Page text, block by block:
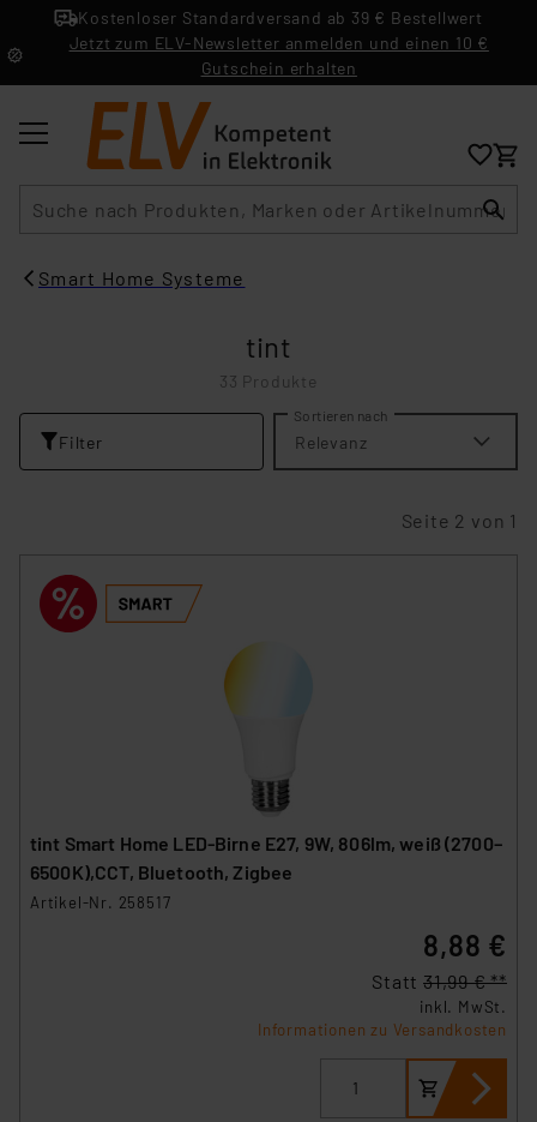
Kostenloser Standardversand ab 39 € Bestellwert
Jetzt zum ELV-Newsletter anmelden und einen 10 €
Gutschein erhalten
Smart Home Systeme
tint
33 Produkte
Filter
Sortieren nach
Relevanz
Seite 2 von 1
tint Smart Home LED-Birne E27, 9W, 806lm, weiß (2700–
6500K),CCT, Bluetooth, Zigbee
Artikel-Nr. 258517
8,88 €
Statt 31,99 € **
inkl. MwSt.
Informationen zu Versandkosten